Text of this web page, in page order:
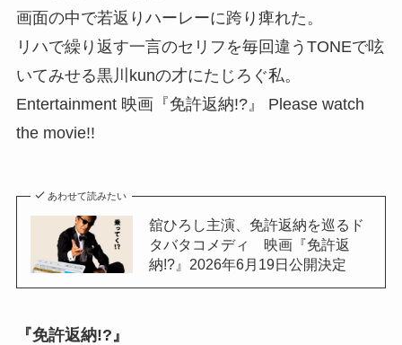
画面の中で若返りハーレーに跨り痺れた。
リハで繰り返す一言のセリフを毎回違うTONEで呟
いてみせる黒川kunの才にたじろぐ私。
Entertainment 映画『免許返納!?』 Please watch
the movie!!
あわせて読みたい
舘ひろし主演、免許返納を巡るド
タバタコメディ 映画『免許返
納!?』2026年6月19日公開決定
『免許返納!?』